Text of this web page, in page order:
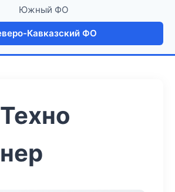
Южный ФО
Кавказский ФО